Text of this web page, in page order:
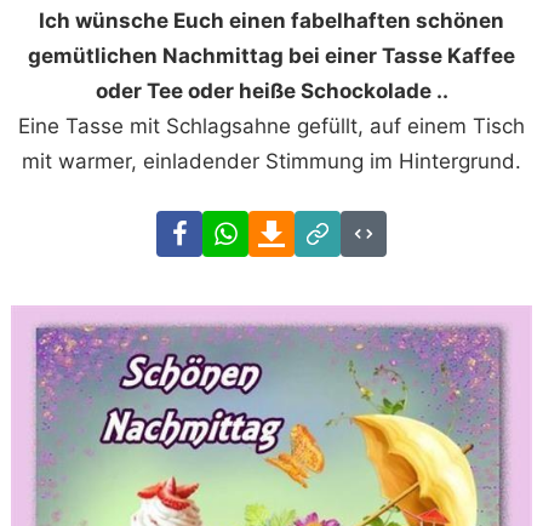
Ich wünsche Euch einen fabelhaften schönen
gemütlichen Nachmittag bei einer Tasse Kaffee
oder Tee oder heiße Schockolade ..
Eine Tasse mit Schlagsahne gefüllt, auf einem Tisch
mit warmer, einladender Stimmung im Hintergrund.
FacebookWhatsAppDownload
Link
Code